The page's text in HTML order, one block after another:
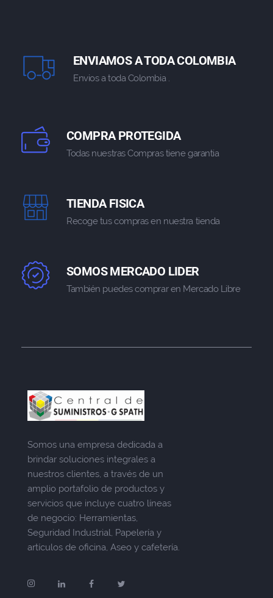
ENVIAMOS A TODA COLOMBIA
Envios a toda Colombia .
COMPRA PROTEGIDA
Todas nuestras Compras tiene garantia
TIENDA FISICA
Recoge tus compras en nuestra tienda
SOMOS MERCADO LIDER
También puedes comprar en Mercado Libre
Somos una empresa dedicada a
brindar soluciones integrales a
nuestros clientes, a través de un
amplio portafolio de productos y
servicios que incluye cuatro líneas
de negocio: Herramientas,
Seguridad Industrial, Papelería y
artículos de oficina, Aseo y cafetería.